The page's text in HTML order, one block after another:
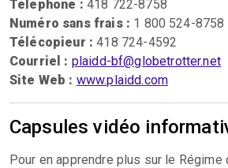
Téléphone : 418 722-8758
Numéro sans frais : 1 800 524-8758
Télécopieur : 418 724-4592
Courriel : plaidd-bf@globetrotter.net
Site Web : www.plaidd.com
Capsules vidéo
Pour en apprendre plus sur le